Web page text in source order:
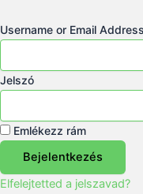
Username or Email Address
Jelszó
Emlékezz rám
Bejelentkezés
Elfelejtetted a jelszavad?